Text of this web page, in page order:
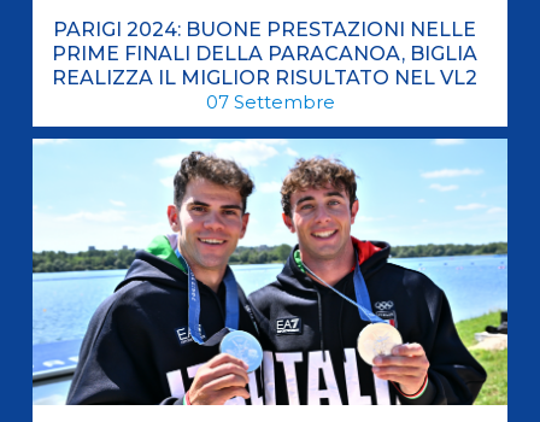
PARIGI 2024: BUONE PRESTAZIONI NELLE
PRIME FINALI DELLA PARACANOA, BIGLIA
REALIZZA IL MIGLIOR RISULTATO NEL VL2
07 Settembre